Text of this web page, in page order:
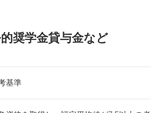
奨学金貸与金など
基準